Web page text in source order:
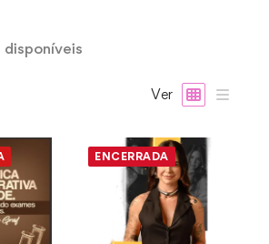
Ver
ENCERRADA